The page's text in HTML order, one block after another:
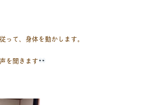
って、身体を動かします。
を聞きます